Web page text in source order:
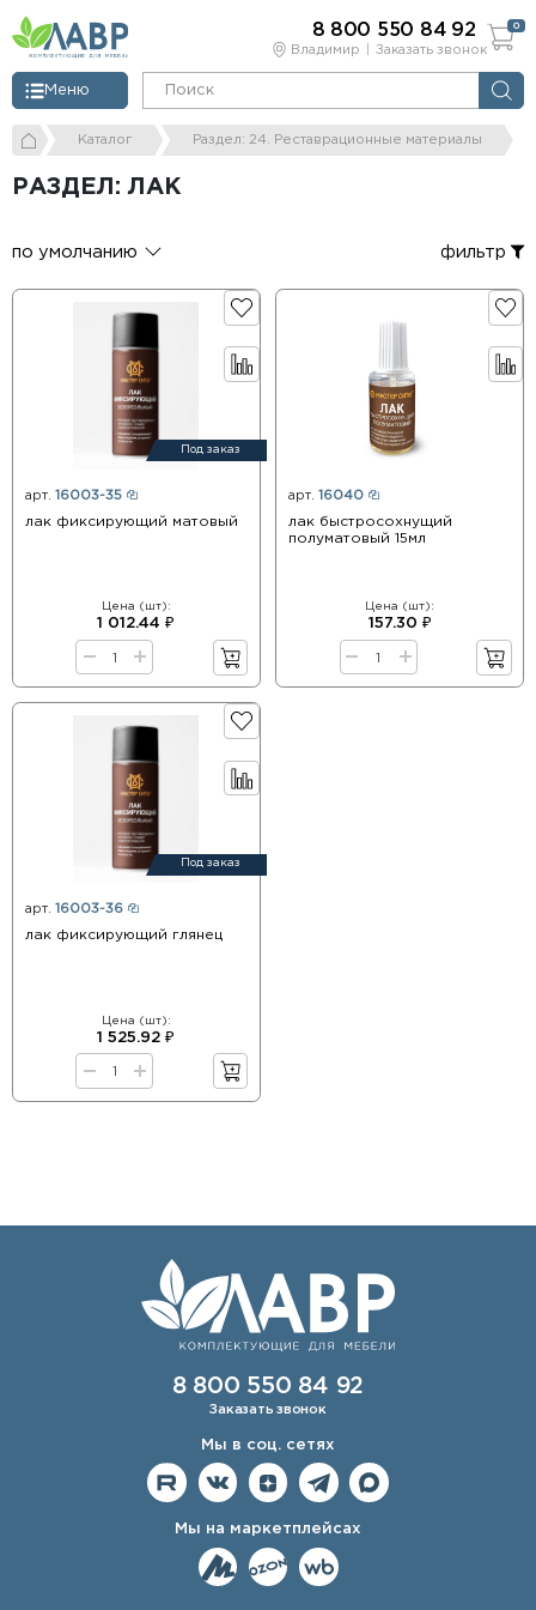
Владимир Заказать звонок
Меню
8 800 550 84 92 0
Каталог Раздел: 24. Реставрационные материалы
РАЗДЕЛ: ЛАК
по умолчанию фильтр
Под заказ
арт. 16003-35
лак фиксирующий матовый
Цена (шт):
1 012.44 ₽
арт. 16040
лак быстросохнущий
полуматовый 15мл
Цена (шт):
157.30 ₽
Под заказ
арт. 16003-36
лак фиксирующий глянец
Цена (шт):
1 525.92 ₽
8 800 550 84 92
Заказать звонок
Мы в соц. сетях
Мы на маркетплейсах